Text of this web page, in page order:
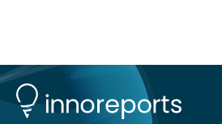
Forschungsarbeit, politischen
feierlichen Preisverleihung des
HAL2025 wurde das Jubiläum zu